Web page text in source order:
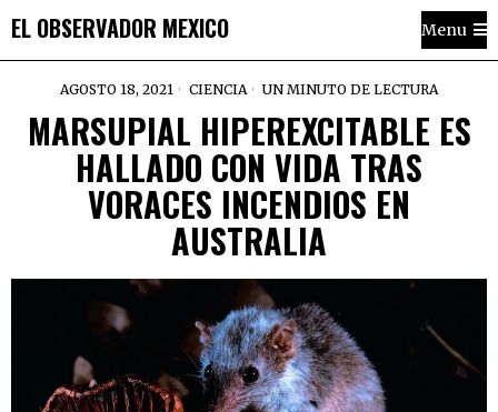
EL OBSERVADOR MEXICO Menu
AGOSTO 18, 2021 CIENCIA UN MINUTO DE LECTURA
MARSUPIAL HIPEREXCITABLE ES
HALLADO CON VIDA TRAS
VORACES INCENDIOS EN
AUSTRALIA